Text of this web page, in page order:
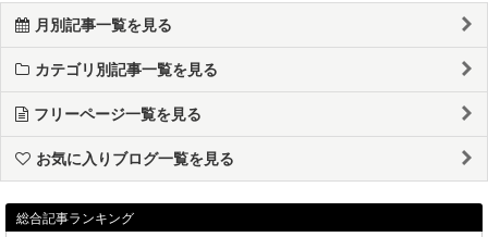
月別記事一覧を見る
カテゴリ別記事一覧を見る
フリーページ一覧を見る
お気に入りブログ一覧を見る
総合記事ランキング